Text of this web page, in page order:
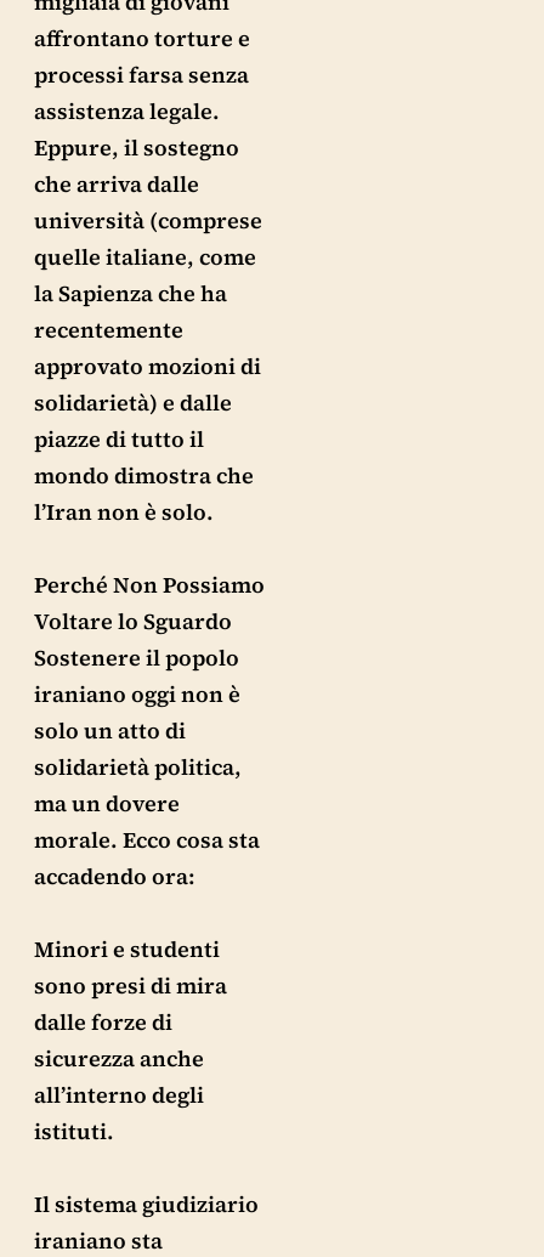
affrontano torture e
processi farsa senza
assistenza legale.
Eppure, il sostegno
che arriva dalle
università (comprese
quelle italiane, come
la Sapienza che ha
recentemente
approvato mozioni di
solidarietà) e dalle
piazze di tutto il
mondo dimostra che
l’Iran non è solo.
Perché Non Possiamo
Voltare lo Sguardo
Sostenere il popolo
iraniano oggi non è
solo un atto di
solidarietà politica,
ma un dovere
morale. Ecco cosa sta
accadendo ora:
Minori e studenti
sono presi di mira
dalle forze di
sicurezza anche
all’interno degli
istituti.
Il sistema giudiziario
iraniano sta